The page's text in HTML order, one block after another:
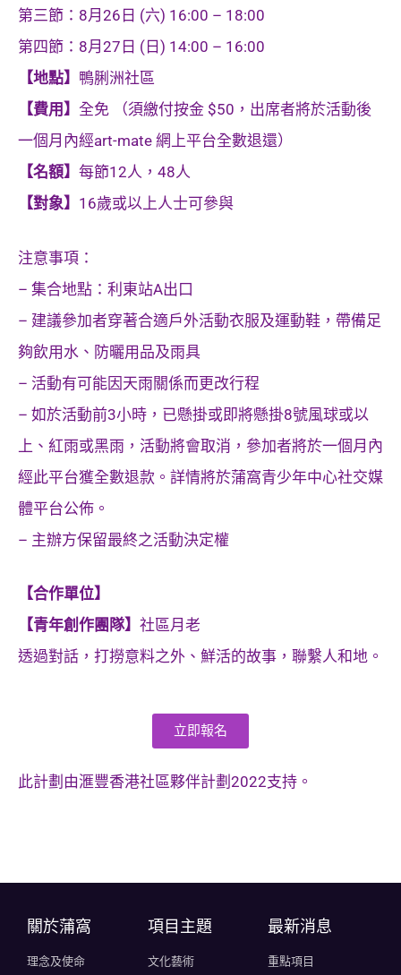
第三節：8月26日 (六) 16:00 – 18:00
第四節：8月27日 (日) 14:00 – 16:00
【地點】 鴨脷洲社區
【費用】 全免 （須繳付按金 $50，出席者將於活動後
一個月內經art-mate 網上平台全數退還）
【名額】 每節12人，48人
【對象】 16歲或以上人士可參與
注意事項：
– 集合地點：利東站A出口
– 建議參加者穿著合適戶外活動衣服及運動鞋，帶備足
夠飲用水、防曬用品及雨具
– 活動有可能因天雨關係而更改行程
– 如於活動前3小時，已懸掛或即將懸掛8號風球或以
上、紅雨或黑雨，活動將會取消，參加者將於一個月內
經此平台獲全數退款。詳情將於蒲窩青少年中心社交媒
體平台公佈。
– 主辦方保留最終之活動決定權
【合作單位】
【青年創作團隊】 社區月老
透過對話，打撈意料之外、鮮活的故事，聯繫人和地。
立即報名
此計劃由滙豐香港社區夥伴計劃2022支持。
關於蒲窩​
理念及使命
項目主題
文化藝術
最新消息
重點項目